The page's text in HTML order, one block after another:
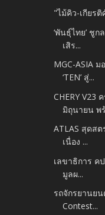
"ไม้คิว-เกียร
‘พันธุ์ไทย’ ชู
เสิร...
MGC-ASIA
‘TEN’ สู่...
CHERY V23
มิถุนายน พ
ATLAS สุดส
เนื่อง ...
เลขาธิการ ค
มูลผ...
รถจักรยานย
Contest...